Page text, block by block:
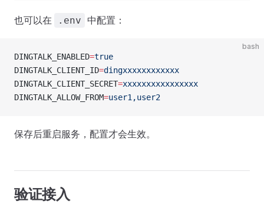
也可以在 .env 中配置：
bash
DINGTALK_ENABLED=true
DINGTALK_CLIENT_ID=dingxxxxxxxxxxxx
DINGTALK_CLIENT_SECRET=xxxxxxxxxxxxxxxx
DINGTALK_ALLOW_FROM=user1,user2
保存后重启服务，配置才会生效。
验证接入